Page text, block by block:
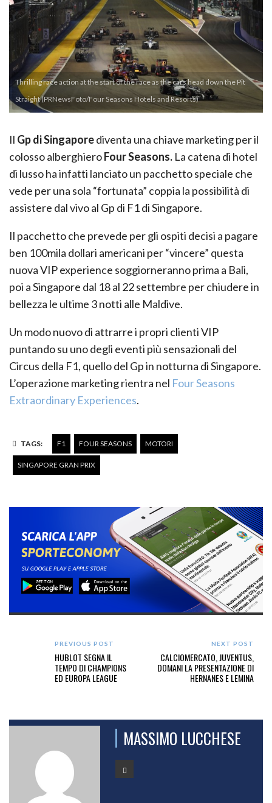
Thrilling race action at the start of the race as the cars head down the Pit
Straight (PRNewsFoto/Four Seasons Hotels and Resorts)
Il Gp di Singaporediventa una chiave marketing per il
colosso alberghieroFour Seasons. La catena di hotel
di lusso ha infatti lanciato un pacchetto speciale che
vede per una sola “fortunata” coppia la possibilità di
assistere dal vivo al Gp di F1 di Singapore.
Il pacchetto che prevede per gli ospiti decisi a pagare
ben 100mila dollari americani per “vincere” questa
nuova VIP experience soggiorneranno prima a Bali,
poi a Singapore dal 18 al 22 settembre per chiudere in
bellezza le ultime 3 notti alle Maldive.
Un modo nuovo di attrarre i propri clienti VIP
puntando su uno degli eventi più sensazionali del
Circus della F1, quello del Gp in notturna di Singapore.
L’operazione marketing rientra nel Four Seasons
Extraordinary Experiences.
TAGS: F1 FOUR SEASONS MOTORI
SINGAPORE GRAN PRIX
PREVIOUS POST
HUBLOT SEGNA IL
TEMPO DI CHAMPIONS
ED EUROPA LEAGUE
NEXT POST
CALCIOMERCATO, JUVENTUS,
DOMANI LA PRESENTAZIONE DI
HERNANES E LEMINA
MASSIMO LUCCHESE